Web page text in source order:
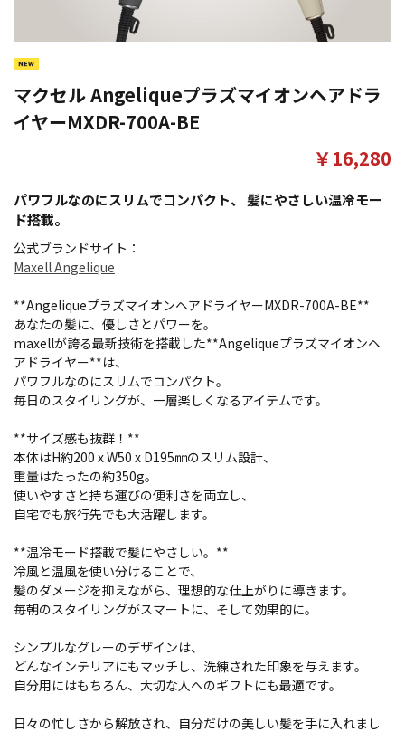
マクセル Angeliqueプラズマイオンヘアドラ
イヤーMXDR-700A-BE
パワフルなのにスリムでコンパクト、 髪にやさしい温冷モー
ド搭載。
￥16,280
公式ブランドサイト：
Maxell Angelique
**AngeliqueプラズマイオンヘアドライヤーMXDR-700A-BE**
あなたの髪に、優しさとパワーを。
maxellが誇る最新技術を搭載した**Angeliqueプラズマイオンヘ
アドライヤー**は、
パワフルなのにスリムでコンパクト。
毎日のスタイリングが、一層楽しくなるアイテムです。
**サイズ感も抜群！**
本体はH約200 x W50 x D195㎜のスリム設計、
重量はたったの約350g。
使いやすさと持ち運びの便利さを両立し、
自宅でも旅行先でも大活躍します。
**温冷モード搭載で髪にやさしい。**
冷風と温風を使い分けることで、
髪のダメージを抑えながら、理想的な仕上がりに導きます。
毎朝のスタイリングがスマートに、そして効果的に。
シンプルなグレーのデザインは、
どんなインテリアにもマッチし、洗練された印象を与えます。
自分用にはもちろん、大切な人へのギフトにも最適です。
日々の忙しさから解放され、自分だけの美しい髪を手に入れまし